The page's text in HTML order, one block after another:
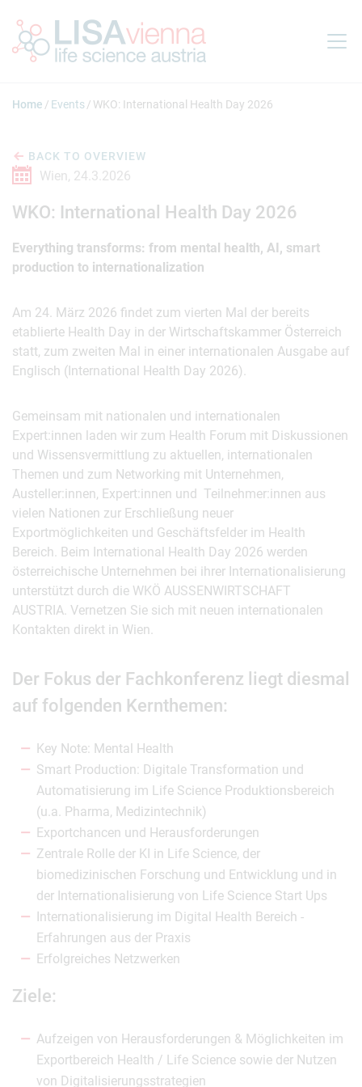
Home Events WKO: International Health Day 2026
BACK TO OVERVIEW
Wien, 24.3.2026
WKO: International Health Day 2026
Everything transforms: from mental health, AI, smart
production to internationalization
Am 24. März 2026 findet zum vierten Mal der bereits
etablierte Health Day in der Wirtschaftskammer Österreich
statt, zum zweiten Mal in einer internationalen Ausgabe auf
Englisch (International Health Day 2026).
Gemeinsam mit nationalen und internationalen
Expert:innen laden wir zum Health Forum mit Diskussionen
und Wissensvermittlung zu aktuellen, internationalen
Themen und zum Networking mit Unternehmen,
Austeller:innen, Expert:innen und Teilnehmer:innen aus
vielen Nationen zur Erschließung neuer
Exportmöglichkeiten und Geschäftsfelder im Health
Bereich. Beim International Health Day 2026 werden
österreichische Unternehmen bei ihrer Internationalisierung
unterstützt durch die WKÖ AUSSENWIRTSCHAFT
AUSTRIA. Vernetzen Sie sich mit neuen internationalen
Kontakten direkt in Wien.
Der Fokus der Fachkonferenz liegt diesmal
auf folgenden Kernthemen:
Key Note: Mental Health
Smart Production: Digitale Transformation und
Automatisierung im Life Science Produktionsbereich
(u.a. Pharma, Medizintechnik)
Exportchancen und Herausforderungen
Zentrale Rolle der KI in Life Science, der
biomedizinischen Forschung und Entwicklung und in
der Internationalisierung von Life Science Start Ups
Internationalisierung im Digital Health Bereich -
Erfahrungen aus der Praxis
Erfolgreiches Netzwerken
Ziele:
Aufzeigen von Herausforderungen & Möglichkeiten im
Exportbereich Health / Life Science sowie der Nutzen
von Digitalisierungsstrategien